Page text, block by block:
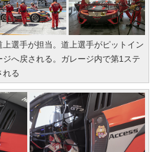
選手が担当。道上選手がピットイン
ジへ戻される。ガレージ内で第1ステ
れる